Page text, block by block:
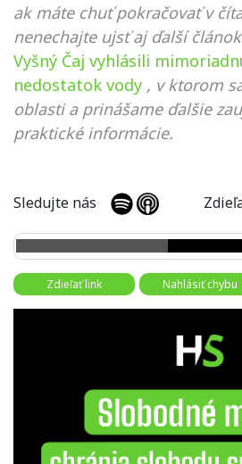
ak máte chuť pokračovať v
nenechajte ujsť aj ďalší článok
Vyšný Čaj vyhlásili
nedostatok vody , v ktorom
oblasti a prinášame ďalšie
praktické informácie.
Sledujte nás
Zdieľať link Nahlásiť chybu